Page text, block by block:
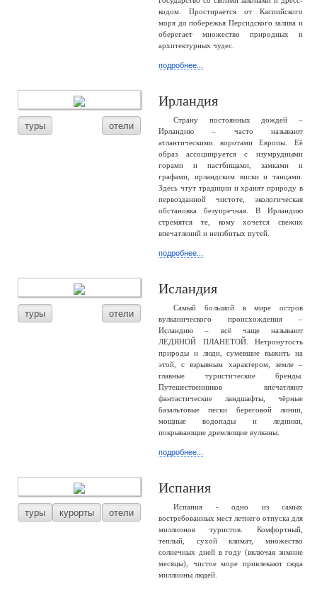
кодом. Простирается от Каспийского
моря до побережья Персидского залива и
оберегает множество природных и
архитектурных чудес.
подробнее...
туры отели
Ирландия
Страну постоянных дождей –
Ирландию – часто называют
атлантическими воротами Европы. Её
образ ассоциируется с изумрудными
горами и пастбищами, замками и
графами, ирландским виски и танцами.
Здесь чтут традиции и хранят природу в
первозданной чистоте, экологическая
обстановка безупречная. В Ирландию
стремятся те, кому хочется свежих
впечатлений и неизбитых путей.
подробнее...
туры отели
Исландия
Самый большой в мире остров
вулканического происхождения –
Исландию – всё чаще называют
ЛЕДЯНОЙ ПЛАНЕТОЙ. Нетронутость
природы и люди, сумевшие выжить на
этой, с взрывным характером, земле –
главные туристические бренды.
Путешественников впечатляют
фантастические ландшафты, чёрные
базальтовые пески береговой линии,
мощные водопады и ледники,
покрывающие дремлющие вулканы.
подробнее...
туры курорты отели
Испания
Испания - одно из самых
востребованных мест летнего отпуска для
миллионов туристов. Комфортный,
теплый, сухой климат, множество
солнечных дней в году (включая зимние
месяцы), чистое море привлекают сюда
миллионы людей.